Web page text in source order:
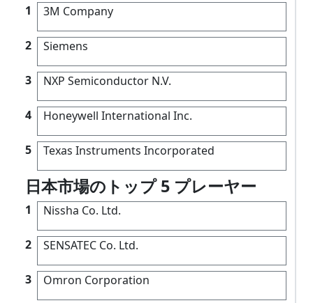
1 3M Company
2 Siemens
3 NXP Semiconductor N.V.
4 Honeywell International Inc.
5 Texas Instruments Incorporated
日本市場のトップ 5 プレーヤー
1 Nissha Co. Ltd.
2 SENSATEC Co. Ltd.
3 Omron Corporation